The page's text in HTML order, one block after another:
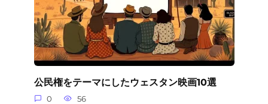
公民権をテーマにしたウェスタン映画10選
0 56